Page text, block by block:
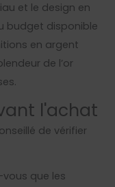
et le design en
budget disponible
en argent
de l’or
l'achat
de vérifier
que les